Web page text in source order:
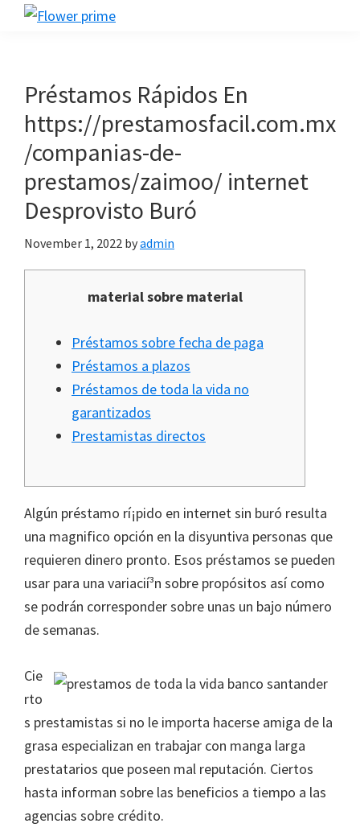
Skip
navigation
Skip
Skip
Préstamos Rápidos En
https://prestamosfacil.com.mx
/companias-de-
prestamos/zaimoo/ internet
Desprovisto Buró
November 1, 2022 byadmin
material sobre material
Préstamos sobre fecha de paga
Préstamos a plazos
Préstamos de toda la vida no
garantizados
Prestamistas directos
Algún préstamo rí¡pido en internet sin buró resulta
una magnifico opción en la disyuntiva personas que
requieren dinero pronto. Esos préstamos se pueden
usar para una variacií³n sobre propósitos así­ como
se podrán corresponder sobre unas un bajo número
de semanas.
Cie
rto
s prestamistas si no le importa hacerse amiga de la
grasa especializan en trabajar con manga larga
prestatarios que poseen mal reputación. Ciertos
hasta informan sobre las beneficios a tiempo a las
agencias sobre crédito.